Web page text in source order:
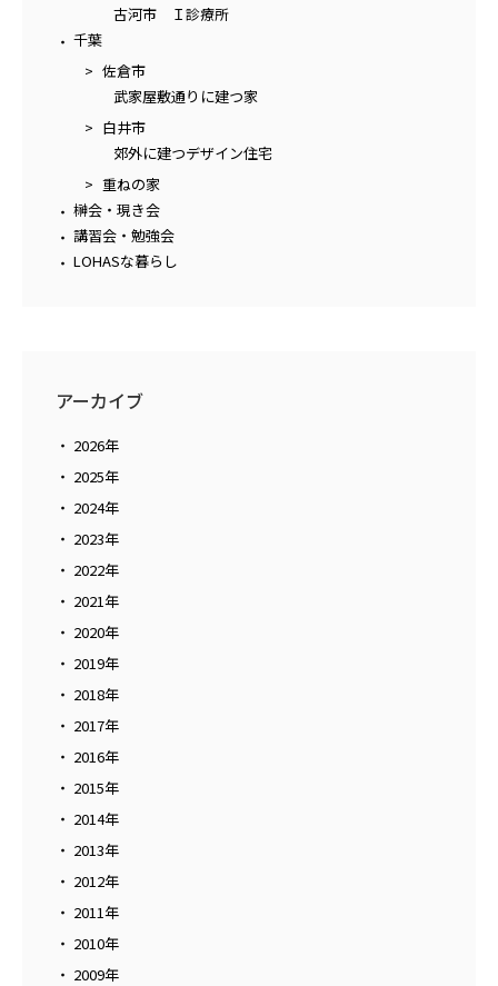
古河市 Ｉ診療所
千葉
佐倉市
武家屋敷通りに建つ家
白井市
郊外に建つデザイン住宅
重ねの家
榊会・現き会
講習会・勉強会
LOHASな暮らし
アーカイブ
2026年
2025年
2024年
2023年
2022年
2021年
2020年
2019年
2018年
2017年
2016年
2015年
2014年
2013年
2012年
2011年
2010年
2009年